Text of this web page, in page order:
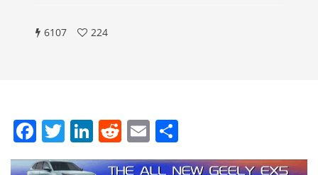
6107 224
Facebook
Twitter
LinkedIn
Reddit
Email